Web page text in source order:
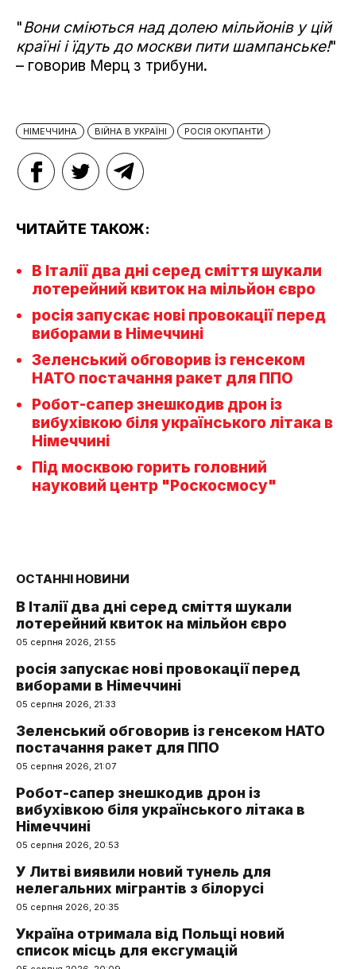
"Вони сміються над долею мільйонів у цій
країні і їдуть до москви пити шампанське!"
– говорив Мерц з трибуни.
НІМЕЧЧИНА ВІЙНА В УКРАЇНІ РОСІЯ ОКУПАНТИ
ЧИТАЙТЕ ТАКОЖ:
В Італії два дні серед сміття шукали
лотерейний квиток на мільйон євро
росія запускає нові провокації перед
виборами в Німеччині
Зеленський обговорив із генсеком
НАТО постачання ракет для ППО
Робот-сапер знешкодив дрон із
вибухівкою біля українського літака в
Німеччині
Під москвою горить головний
науковий центр "Роскосмосу"
ОСТАННІ НОВИНИ
В Італії два дні серед сміття шукали
лотерейний квиток на мільйон євро
05 серпня 2026, 21:55
росія запускає нові провокації перед
виборами в Німеччині
05 серпня 2026, 21:33
Зеленський обговорив із генсеком НАТО
постачання ракет для ППО
05 серпня 2026, 21:07
Робот-сапер знешкодив дрон із
вибухівкою біля українського літака в
Німеччині
05 серпня 2026, 20:53
У Литві виявили новий тунель для
нелегальних мігрантів з білорусі
05 серпня 2026, 20:35
Україна отримала від Польщі новий
список місць для ексгумацій